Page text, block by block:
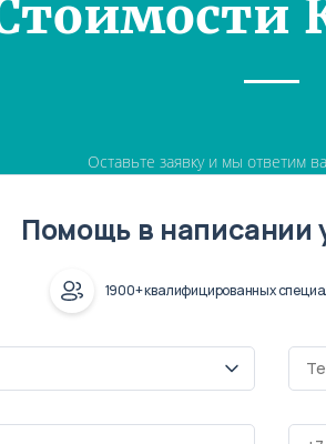
Оставьте заявку и мы ответим
Помощь в написании
1900+ квалифицированных